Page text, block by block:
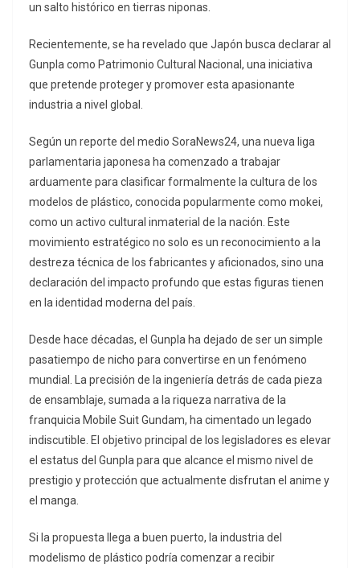
un salto histórico en tierras niponas.
Recientemente, se ha revelado que Japón busca declarar al
Gunpla como Patrimonio Cultural Nacional, una iniciativa
que pretende proteger y promover esta apasionante
industria a nivel global.
Según un reporte del medio SoraNews24, una nueva liga
parlamentaria japonesa ha comenzado a trabajar
arduamente para clasificar formalmente la cultura de los
modelos de plástico, conocida popularmente como mokei,
como un activo cultural inmaterial de la nación. Este
movimiento estratégico no solo es un reconocimiento a la
destreza técnica de los fabricantes y aficionados, sino una
declaración del impacto profundo que estas figuras tienen
en la identidad moderna del país.
Desde hace décadas, el Gunpla ha dejado de ser un simple
pasatiempo de nicho para convertirse en un fenómeno
mundial. La precisión de la ingeniería detrás de cada pieza
de ensamblaje, sumada a la riqueza narrativa de la
franquicia Mobile Suit Gundam, ha cimentado un legado
indiscutible. El objetivo principal de los legisladores es elevar
el estatus del Gunpla para que alcance el mismo nivel de
prestigio y protección que actualmente disfrutan el anime y
el manga.
Si la propuesta llega a buen puerto, la industria del
modelismo de plástico podría comenzar a recibir